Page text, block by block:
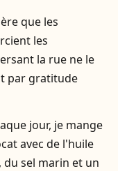
que les
les
la rue ne le
par gratitude
jour, je mange
avec de l'huile
du sel marin et un